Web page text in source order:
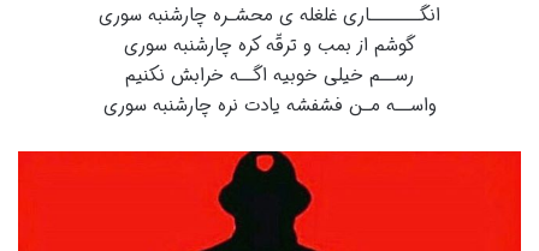
انگـــــــاری غلغله ی محشـره چارشنبه سوری
گوشم از بمب و ترقّه کره چارشنبه سوری
رســم خیلی خوبیه اگــه خرابش نکنیم
واســه مـن فشفشه یادت نره چارشنبه سوری